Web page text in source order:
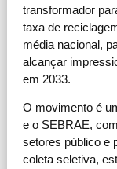
transformador
taxa de
média nacional,
alcançar
em 2033.
O movimento é
e o SEBRAE,
setores público e
coleta seletiva,